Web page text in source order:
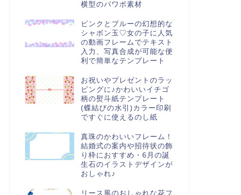
横型のパワポ素材
ピンクとブルーの幻想的な
シャボン玉♡女の子に人気
の動画フレームでテキスト
入力、写真合成が可能な便
利で簡単なテンプレート
お祝いやプレゼントのラッ
ピングに♪かわいいイチゴ
柄の熨斗紙テンプレート
(蝶結びの水引)カラー印刷
ですぐに使えるのし紙
真珠のかわいいフレーム！
結婚式の案内や招待状の飾
り枠におすすめ・6月の誕
生石のイラストデザインが
おしゃれ♪
リース風のおしゃれな花フ